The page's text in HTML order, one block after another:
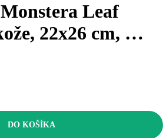
Leaf
22x26 cm, …
DO KOŠÍKA